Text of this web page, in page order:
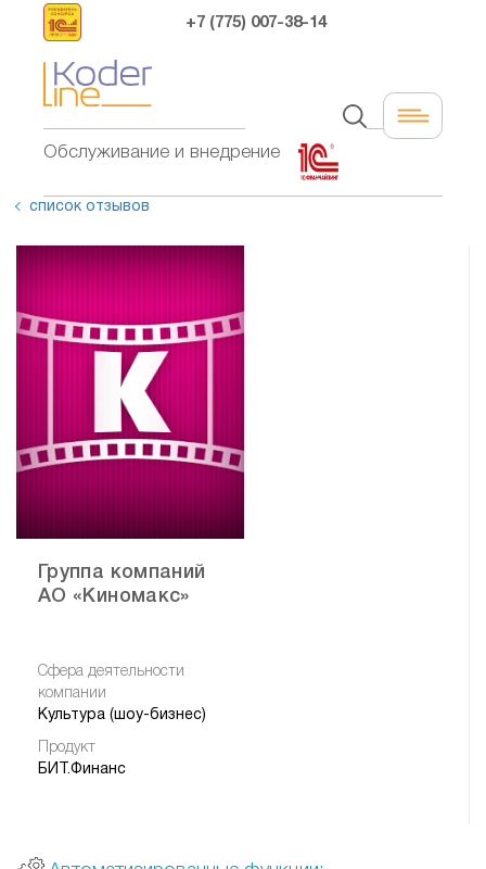
Обслуживание и внедрение
+7 (775) 007-38-14
список отзывов
Группа компаний
АО «Киномакс»
Сфера деятельности
компании
Культура (шоу-бизнес)
Продукт
БИТ.Финанс